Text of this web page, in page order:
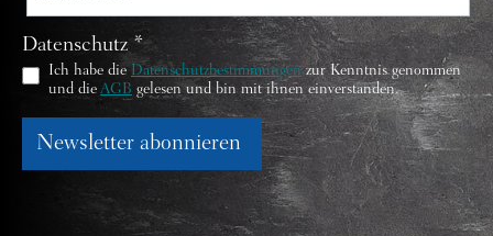
Datenschutz *
Ich habe die Datenschutzbestimmungenzur Kenntnis genommen
und die AGB gelesen und bin mit ihnen einverstanden.
Newsletter abonnieren